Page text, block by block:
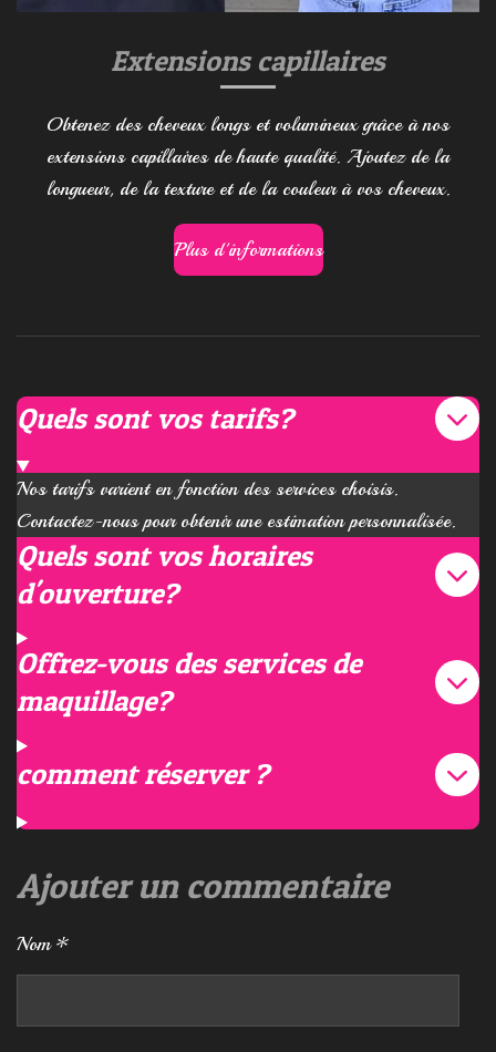
Extensions capillaires
Obtenez des cheveux longs et volumineux grâce à nos
extensions capillaires de haute qualité. Ajoutez de la
longueur, de la texture et de la couleur à vos cheveux.
Plus d'informations
Quels sont vos tarifs?
Nos tarifs varient en fonction des services choisis.
Contactez-nous pour obtenir une estimation personnalisée.
Quels sont vos horaires
d'ouverture?
Offrez-vous des services de
maquillage?
comment réserver ?
Ajouter un commentaire
Nom *